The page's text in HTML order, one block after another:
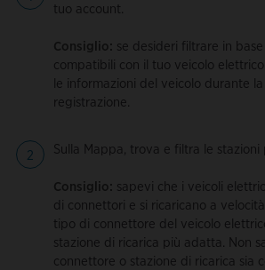
tuo account.
Consiglio: se desideri filtrare in
compatibili con il tuo veicolo
le informazioni del veicolo durante
registrazione.
Sulla Mappa, trova e filtra le stazioni
Consiglio: sapevi che i veicoli
di connettori e si ricaricano a
tipo di connettore del veicolo
stazione di ricarica più adatta. Non
connettore o stazione di ricarica sia